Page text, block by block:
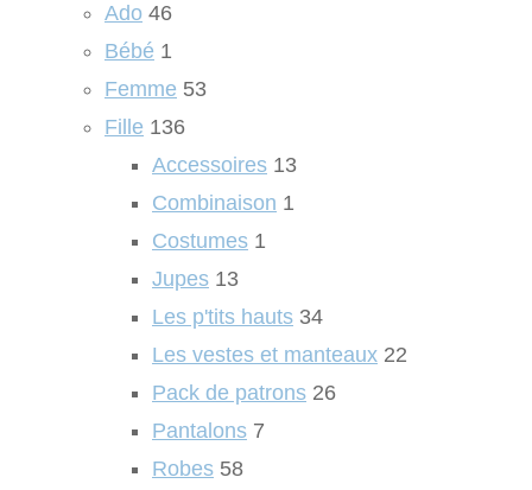
Ado 46
Bébé 1
Femme 53
Fille 136
Accessoires 13
Combinaison 1
Costumes 1
Jupes 13
Les p'tits hauts 34
Les vestes et manteaux 22
Pack de patrons 26
Pantalons 7
Robes 58